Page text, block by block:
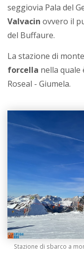
seggiovia Pala del
Valvacin ovvero il
del Buffaure.
La stazione di
forcella nella quale
Roseal - Giumela.
Stazione di sbarco a